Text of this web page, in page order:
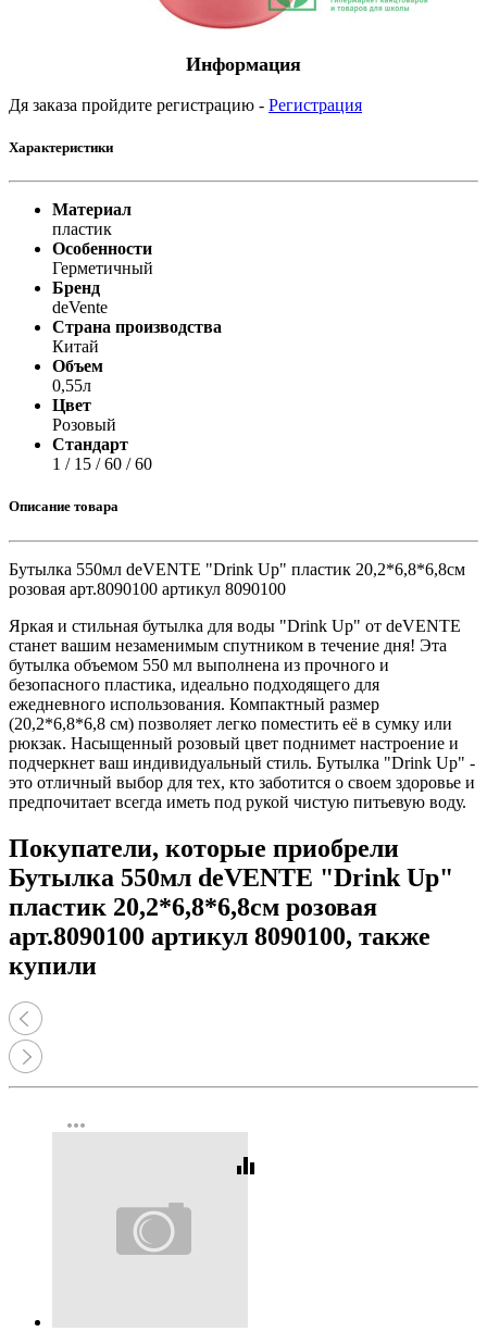
Информация
Дя заказа пройдите регистрацию - Регистрация
Характеристики
Материал
пластик
Особенности
Герметичный
Бренд
deVente
Страна производства
Китай
Объем
0,55л
Цвет
Розовый
Стандарт
1 / 15 / 60 / 60
Описание товара
Бутылка 550мл deVENTE "Drink Up" пластик 20,2*6,8*6,8см
розовая арт.8090100 артикул 8090100
Яркая и стильная бутылка для воды "Drink Up" от deVENTE
станет вашим незаменимым спутником в течение дня! Эта
бутылка объемом 550 мл выполнена из прочного и
безопасного пластика, идеально подходящего для
ежедневного использования. Компактный размер
(20,2*6,8*6,8 см) позволяет легко поместить её в сумку или
рюкзак. Насыщенный розовый цвет поднимет настроение и
подчеркнет ваш индивидуальный стиль. Бутылка "Drink Up" -
это отличный выбор для тех, кто заботится о своем здоровье и
предпочитает всегда иметь под рукой чистую питьевую воду.
Покупатели, которые приобрели
Бутылка 550мл deVENTE "Drink Up"
пластик 20,2*6,8*6,8см розовая
арт.8090100 артикул 8090100, также
купили
more_horiz
equalizer